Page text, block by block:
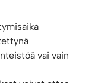
vai vain